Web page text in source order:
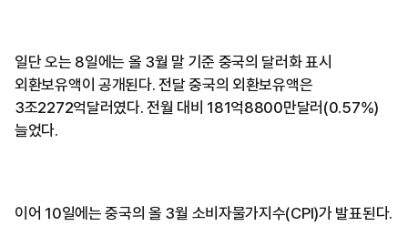
일단 오는 8일에는 올 3월 말 기준 중국의 달러화 표시
외환보유액이 공개된다. 전달 중국의 외환보유액은
3조2272억달러였다. 전월 대비 181억8800만달러(0.57%)
늘었다.
이어 10일에는 중국의 올 3월 소비자물가지수(CPI)가 발표된다.